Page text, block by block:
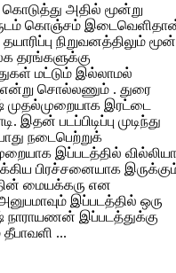
அதில் மூன்று
கொஞ்சம்
நிறுவனத்திலும்
தரங்களுக்கு
மட்டும் இல்லாமல்
சொல்லணும் . துரை
முதல்முறையாக இரட்டை
இதன் படப்பிடிப்பு முடிந்து
நடைபெற்றுக்
இப்படத்தில்
பிரச்சனையாக
மையக்கரு என
இப்படத்தில் ஒரு
நாராயணன் இப்படத்துக்கு
...